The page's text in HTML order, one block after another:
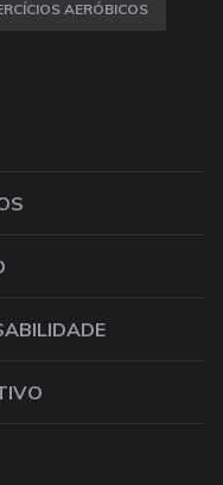
AERÓBICOS